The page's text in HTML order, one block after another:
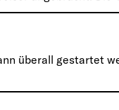
überall gestartet